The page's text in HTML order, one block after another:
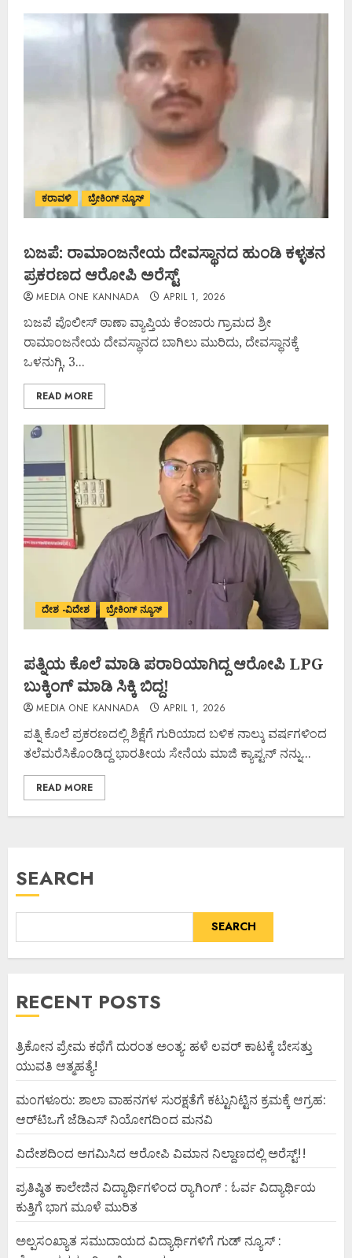
ಕರಾವಳಿ ಬ್ರೇಕಿಂಗ್ ನ್ಯೂಸ್
ಬಜಪೆ: ರಾಮಾಂಜನೇಯ ದೇವಸ್ಥಾನದ ಹುಂಡಿ ಕಳ್ಳತನ
ಪ್ರಕರಣದ ಆರೋಪಿ ಅರೆಸ್ಟ್
MEDIA ONE KANNADA APRIL 1, 2026
ಬಜಪೆ ಪೊಲೀಸ್ ಠಾಣಾ ವ್ಯಾಪ್ತಿಯ ಕೆಂಜಾರು ಗ್ರಾಮದ ಶ್ರೀ
ರಾಮಾಂಜನೇಯ ದೇವಸ್ಥಾನದ ಬಾಗಿಲು ಮುರಿದು, ದೇವಸ್ಥಾನಕ್ಕೆ
ಒಳನುಗ್ಗಿ, 3...
READ MORE
ದೇಶ -ವಿದೇಶ ಬ್ರೇಕಿಂಗ್ ನ್ಯೂಸ್
ಪತ್ನಿಯ ಕೊಲೆ ಮಾಡಿ ಪರಾರಿಯಾಗಿದ್ದ ಆರೋಪಿ LPG
ಬುಕ್ಕಿಂಗ್ ಮಾಡಿ ಸಿಕ್ಕಿ ಬಿದ್ದ!
MEDIA ONE KANNADA APRIL 1, 2026
ಪತ್ನಿ ಕೊಲೆ ಪ್ರಕರಣದಲ್ಲಿ ಶಿಕ್ಷೆಗೆ ಗುರಿಯಾದ ಬಳಿಕ ನಾಲ್ಕು ವರ್ಷಗಳಿಂದ
ತಲೆಮರೆಸಿಕೊಂಡಿದ್ದ ಭಾರತೀಯ ಸೇನೆಯ ಮಾಜಿ ಕ್ಯಾಪ್ಟನ್ ನನ್ನು...
READ MORE
SEARCH
SEARCH
RECENT POSTS
ತ್ರಿಕೋನ ಪ್ರೇಮ ಕಥೆಗೆ ದುರಂತ ಅಂತ್ಯ: ಹಳೆ ಲವರ್ ಕಾಟಕ್ಕೆ ಬೇಸತ್ತು
ಯುವತಿ ಆತ್ಮಹತ್ಯೆ!
ಮಂಗಳೂರು: ಶಾಲಾ ವಾಹನಗಳ ಸುರಕ್ಷತೆಗೆ ಕಟ್ಟುನಿಟ್ಟಿನ ಕ್ರಮಕ್ಕೆ ಆಗ್ರಹ:
ಆರ್‌ಟಿಒಗೆ ಜೆಡಿಎಸ್ ನಿಯೋಗದಿಂದ ಮನವಿ
ವಿದೇಶದಿಂದ ಅಗಮಿಸಿದ ಆರೋಪಿ ವಿಮಾನ ನಿಲ್ದಾಣದಲ್ಲಿ ಅರೆಸ್ಟ್‌!!
ಪ್ರತಿಷ್ಠಿತ ಕಾಲೇಜಿನ ವಿದ್ಯಾರ್ಥಿಗಳಿಂದ ರ‍್ಯಾಗಿಂಗ್ : ಓರ್ವ ವಿದ್ಯಾರ್ಥಿಯ
ಕುತ್ತಿಗೆ ಭಾಗ ಮೂಳೆ ಮುರಿತ
ಅಲ್ಪಸಂಖ್ಯಾತ ಸಮುದಾಯದ ವಿದ್ಯಾರ್ಥಿಗಳಿಗೆ ಗುಡ್ ನ್ಯೂಸ್ :